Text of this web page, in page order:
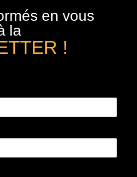
en vous
la
!